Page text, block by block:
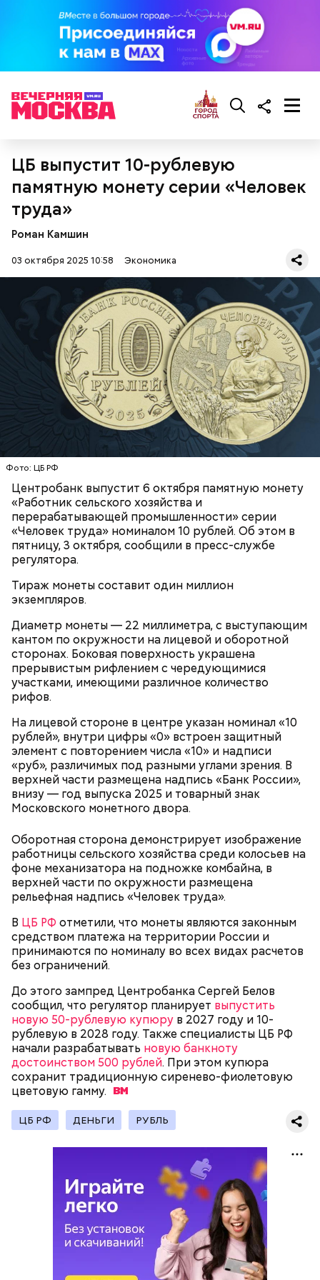
ЦБ выпустит 10-рублевую
памятную монету серии «Человек
труда»
Роман Камшин
03 октября 2025 10:58 Экономика
Фото: ЦБ РФ
Центробанк выпустит 6 октября памятную монету
«Работник сельского хозяйства и
перерабатывающей промышленности» серии
«Человек труда» номиналом 10 рублей. Об этом в
пятницу, 3 октября, сообщили в пресс-службе
регулятора.
Тираж монеты составит один миллион
экземпляров.
Диаметр монеты — 22 миллиметра, с выступающим
кантом по окружности на лицевой и оборотной
сторонах. Боковая поверхность украшена
прерывистым рифлением с чередующимися
участками, имеющими различное количество
рифов.
На лицевой стороне в центре указан номинал «10
рублей», внутри цифры «0» встроен защитный
элемент с повторением числа «10» и надписи
«руб», различимых под разными углами зрения. В
верхней части размещена надпись «Банк России»,
внизу — год выпуска 2025 и товарный знак
Московского монетного двора.
Оборотная сторона демонстрирует изображение
работницы сельского хозяйства среди колосьев на
фоне механизатора на подножке комбайна, в
верхней части по окружности размещена
рельефная надпись «Человек труда».
В ЦБ РФ отметили, что монеты являются законным
средством платежа на территории России и
принимаются по номиналу во всех видах расчетов
без ограничений.
До этого зампред Центробанка Сергей Белов
сообщил, что регулятор планирует выпустить
новую 50-рублевую купюру в 2027 году и 10-
рублевую в 2028 году. Также специалисты ЦБ РФ
начали разрабатывать новую банкноту
достоинством 500 рублей. При этом купюра
сохранит традиционную сиренево-фиолетовую
цветовую гамму.
ЦБ РФ ДЕНЬГИ РУБЛЬ
26 сентября стоимость фьючерса на платину на
Нью-Йоркской товарной бирже
долларовза тройскую унцию впервые с 1 апреля